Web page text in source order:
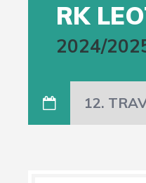
RK
2024/
12.